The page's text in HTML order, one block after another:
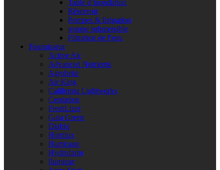
Table d’inondation
Réservoir
Pompes & Irrigation
pompe submersible
Filtration de l’eau
Fournisseur
Active Air
Advanced Nutrients
Agrobrite
Air King
California Lightworks
Centurion
FredtLizer
Gaia Green
Diablo
Hortilux
Hurricane
Hydrofarm
Iluminar